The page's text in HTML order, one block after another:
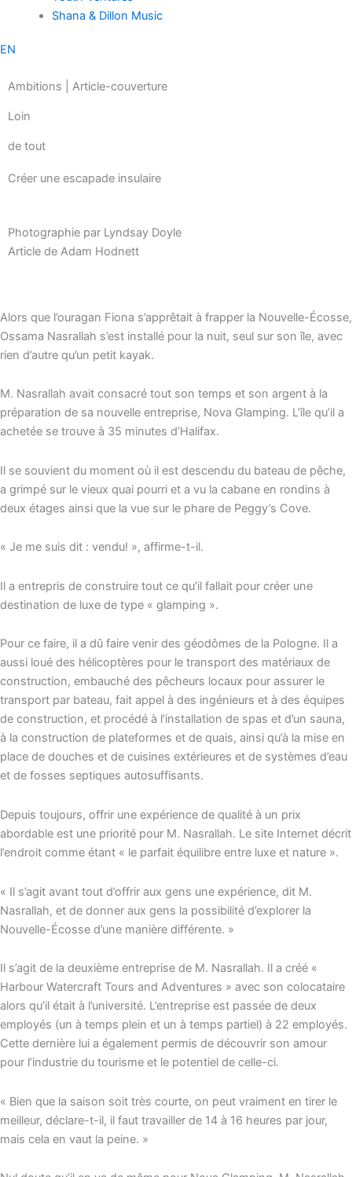
Shana & Dillon Music
EN
Ambitions | Article-couverture
Loin
de tout
Créer une escapade insulaire
Photographie par Lyndsay Doyle
Article de Adam Hodnett
Alors que l’ouragan Fiona s’apprêtait à frapper la Nouvelle-Écosse,
Ossama Nasrallah s’est installé pour la nuit, seul sur son île, avec
rien d’autre qu’un petit kayak.
M. Nasrallah avait consacré tout son temps et son argent à la
préparation de sa nouvelle entreprise, Nova Glamping. L’île qu’il a
achetée se trouve à 35 minutes d’Halifax.
Il se souvient du moment où il est descendu du bateau de pêche,
a grimpé sur le vieux quai pourri et a vu la cabane en rondins à
deux étages ainsi que la vue sur le phare de Peggy’s Cove.
« Je me suis dit : vendu! », affirme-t-il.
Il a entrepris de construire tout ce qu’il fallait pour créer une
destination de luxe de type « glamping ».
Pour ce faire, il a dû faire venir des géodômes de la Pologne. Il a
aussi loué des hélicoptères pour le transport des matériaux de
construction, embauché des pêcheurs locaux pour assurer le
transport par bateau, fait appel à des ingénieurs et à des équipes
de construction, et procédé à l’installation de spas et d’un sauna,
à la construction de plateformes et de quais, ainsi qu’à la mise en
place de douches et de cuisines extérieures et de systèmes d’eau
et de fosses septiques autosuffisants.
Depuis toujours, offrir une expérience de qualité à un prix
abordable est une priorité pour M. Nasrallah. Le site Internet décrit
l’endroit comme étant « le parfait équilibre entre luxe et nature ».
« Il s’agit avant tout d’offrir aux gens une expérience, dit M.
Nasrallah, et de donner aux gens la possibilité d’explorer la
Nouvelle-Écosse d’une manière différente. »
Il s’agit de la deuxième entreprise de M. Nasrallah. Il a créé «
Harbour Watercraft Tours and Adventures » avec son colocataire
alors qu’il était à l’université. L’entreprise est passée de deux
employés (un à temps plein et un à temps partiel) à 22 employés.
Cette dernière lui a également permis de découvrir son amour
pour l’industrie du tourisme et le potentiel de celle-ci.
« Bien que la saison soit très courte, on peut vraiment en tirer le
meilleur, déclare-t-il, il faut travailler de 14 à 16 heures par jour,
mais cela en vaut la peine. »